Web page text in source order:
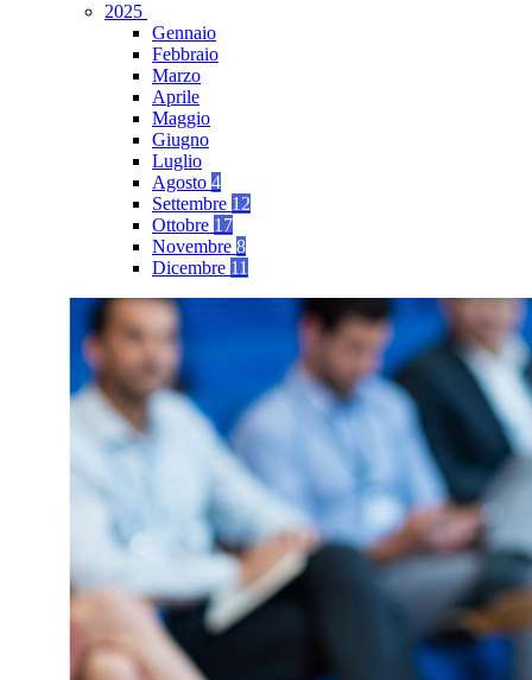
2025
Gennaio
Febbraio
Marzo
Aprile
Maggio
Giugno
Luglio
Agosto 4
Settembre 12
Ottobre 17
Novembre 8
Dicembre 11